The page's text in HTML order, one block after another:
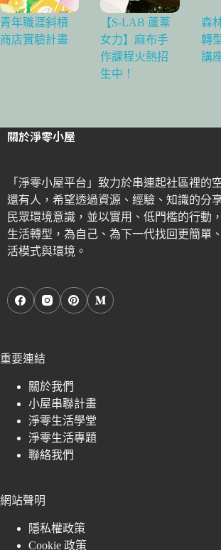
青年職涯斜槓
商店實驗計畫
【S-LAB 蘆葦
女力】麻布手
作課程火熱招
生中！
森
轉
講
關於淨零小屋
「淨零小屋平台」致力於串連起社區裡的
還有人，希望透過資源、經驗、知識的分
民眾環境意識，並以實用、低門檻的行動
生活轉型，為自己、為下一代找回更簡單
活模式與環境。
重要連結
關於我們
小屋串聯計畫
淨零生活學堂
淨零生活專題
聯絡我們
網站聲明
隱私權政策
Cookie 政策